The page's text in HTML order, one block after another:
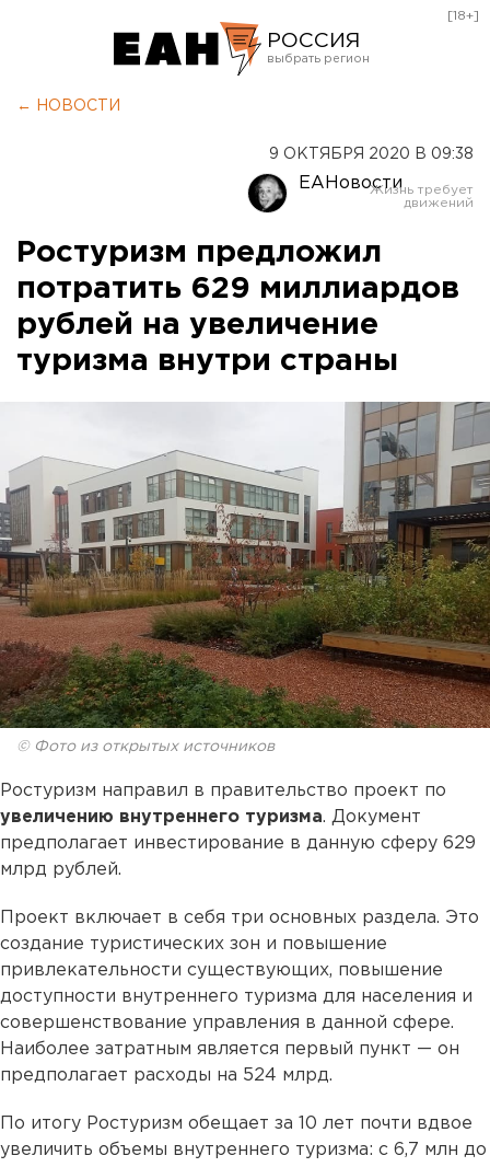
РОССИЯ
Оренбург
[18+]
← НОВОСТИ
9 ОКТЯБРЯ 2020 В 09:38
ЕАНовости
Ростуризм предложил
потратить 629 миллиардов
рублей на увеличение
туризма внутри страны
© Фото из открытых источников
Ростуризм направил в правительство проект по
увеличению внутреннего туризма. Документ
предполагает инвестирование в данную сферу 629
млрд рублей.
Проект включает в себя три основных раздела. Это
создание туристических зон и повышение
привлекательности существующих, повышение
доступности внутреннего туризма для населения и
совершенствование управления в данной сфере.
Наиболее затратным является первый пункт — он
предполагает расходы на 524 млрд.
По итогу Ростуризм обещает за 10 лет почти вдвое
увеличить объемы внутреннего туризма: с 6,7 млн до